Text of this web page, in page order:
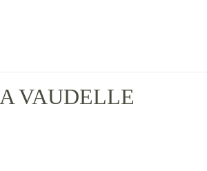
VAUDELLE